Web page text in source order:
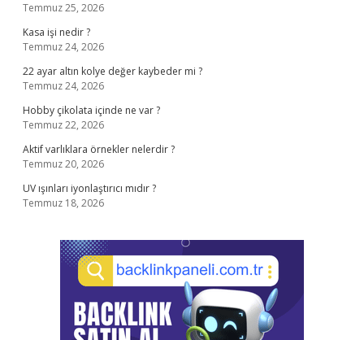
Temmuz 25, 2026
Kasa işi nedir ?
Temmuz 24, 2026
22 ayar altın kolye değer kaybeder mi ?
Temmuz 24, 2026
Hobby çikolata içinde ne var ?
Temmuz 22, 2026
Aktif varlıklara örnekler nelerdir ?
Temmuz 20, 2026
UV ışınları iyonlaştırıcı mıdır ?
Temmuz 18, 2026